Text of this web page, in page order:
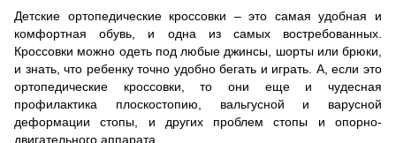
Детские ортопедические кроссовки – это самая удобная и
комфортная обувь, и одна из самых востребованных.
Кроссовки можно одеть под любые джинсы, шорты или брюки,
и знать, что ребенку точно удобно бегать и играть. А, если это
ортопедические кроссовки, то они еще и чудесная
профилактика плоскостопию, вальгусной и варусной
деформации стопы, и других проблем стопы и опорно-
двигательного аппарата.